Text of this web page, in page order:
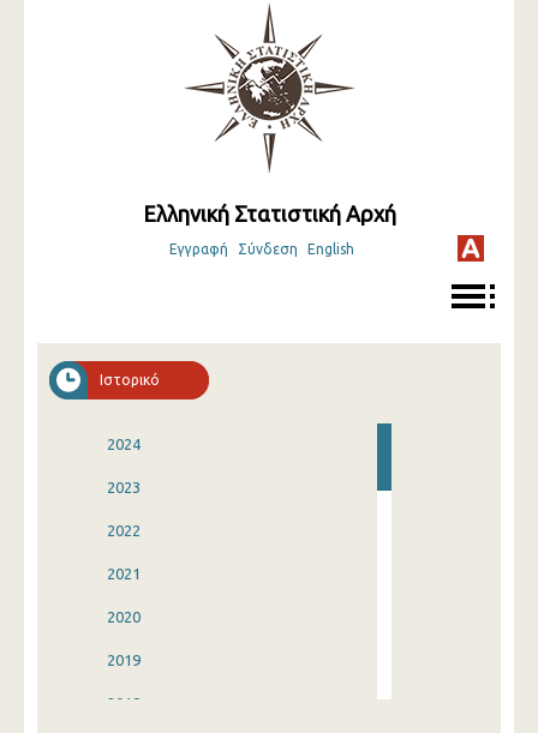
Ελληνική Στατιστική Αρχή
Εγγραφή Σύνδεση English
Ιστορικό
2024
2023
2022
2021
2020
2019
2018